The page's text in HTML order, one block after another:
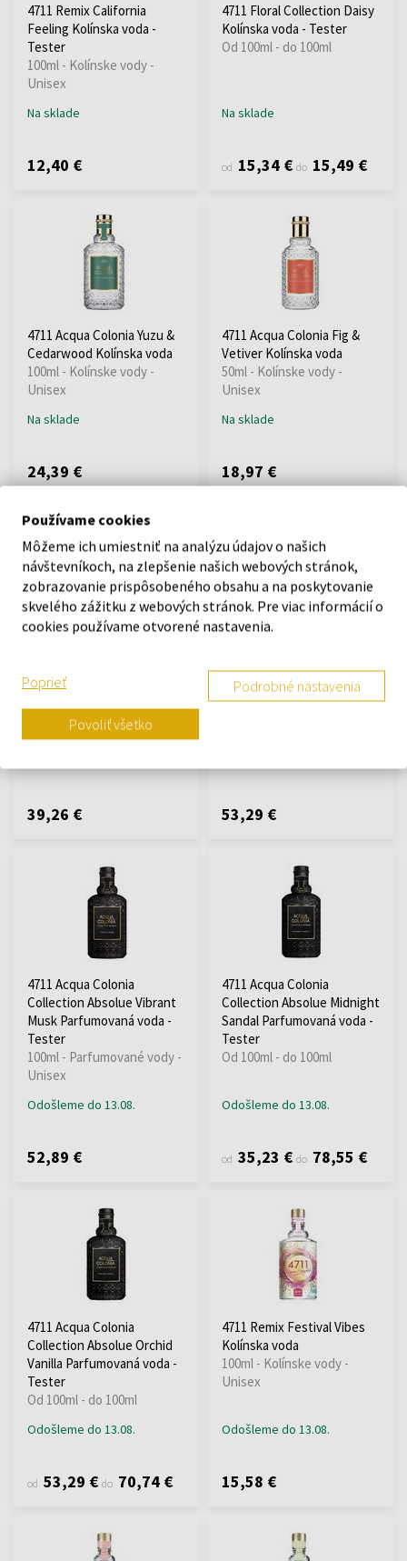
4711 Remix California
Feeling Kolínska voda -
Tester
100ml - Kolínske vody -
Unisex
Na sklade
12,40 €
4711 Floral Collection Daisy
Kolínska voda - Tester
Od 100ml - do 100ml
Na sklade
od 15,34 € do 15,49 €
4711 Acqua Colonia Yuzu &
Cedarwood Kolínska voda
100ml - Kolínske vody -
Unisex
Na sklade
24,39 €
4711 Acqua Colonia Fig &
Vetiver Kolínska voda
50ml - Kolínske vody -
Unisex
Na sklade
18,97 €
Rose Parfumovaná voda -
Tester
100ml - Parfumované vody -
39,26 €
Leather Parfumovaná voda
- Tester
53,29 €
4711 Acqua Colonia
Collection Absolue Vibrant
Musk Parfumovaná voda -
Tester
100ml - Parfumované vody -
Unisex
Odošleme do 13.08.
52,89 €
4711 Acqua Colonia
Collection Absolue Midnight
Sandal Parfumovaná voda -
Tester
Od 100ml - do 100ml
Odošleme do 13.08.
od 35,23 € do 78,55 €
4711 Acqua Colonia
Collection Absolue Orchid
Vanilla Parfumovaná voda -
Tester
Od 100ml - do 100ml
Odošleme do 13.08.
od 53,29 € do 70,74 €
4711 Remix Festival Vibes
Kolínska voda
100ml - Kolínske vody -
Unisex
Odošleme do 13.08.
15,58 €
Používame cookies
Môžeme ich umiestniť na analýzu údajov o našich
návštevníkoch, na zlepšenie našich webových stránok,
zobrazovanie prispôsobeného obsahu a na poskytovanie
skvelého zážitku z webových stránok. Pre viac informácií o
cookies používame otvorené nastavenia.
Poprieť Podrobné nastavenia
Povoliť všetko